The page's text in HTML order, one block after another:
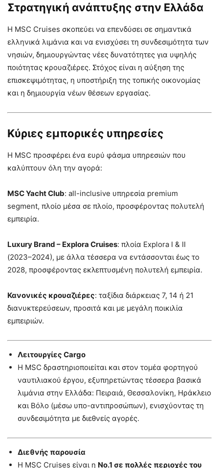
Στρατηγική ανάπτυξης στην Ελλάδα
Η MSC Cruises σκοπεύει να επενδύσει σε σημαντικά
ελληνικά λιμάνια και να ενισχύσει τη συνδεσιμότητα των
νησιών, δημιουργώντας νέες δυνατότητες για υψηλής
ποιότητας κρουαζιέρες. Στόχος είναι η αύξηση της
επισκεψιμότητας, η υποστήριξη της τοπικής οικονομίας
και η δημιουργία νέων θέσεων εργασίας.
Κύριες εμπορικές υπηρεσίες
Η MSC προσφέρει ένα ευρύ φάσμα υπηρεσιών που
καλύπτουν όλη την αγορά:
MSC Yacht Club: all-inclusive υπηρεσία premium
segment, πλοίο μέσα σε πλοίο, προσφέροντας πολυτελή
εμπειρία.
Luxury Brand – Explora Cruises: πλοία Explora I & II
(2023–2024), με άλλα τέσσερα να εντάσσονται έως το
2028, προσφέροντας εκλεπτυσμένη πολυτελή εμπειρία.
Κανονικές κρουαζιέρες: ταξίδια διάρκειας 7, 14 ή 21
διανυκτερεύσεων, προσιτά και με μεγάλη ποικιλία
εμπειριών.
Λειτουργίες Cargo
Η MSC δραστηριοποιείται και στον τομέα φορτηγού
ναυτιλιακού έργου, εξυπηρετώντας τέσσερα βασικά
λιμάνια στην Ελλάδα: Πειραιά, Θεσσαλονίκη, Ηράκλειο
και Βόλο (μέσω υπο-αντιπροσώπων), ενισχύοντας τη
συνδεσιμότητα με διεθνείς αγορές.
Διεθνής παρουσία
Η MSC Cruises είναι η No.1 σε πολλές περιοχές του